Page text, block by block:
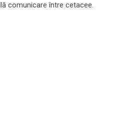
comunicare între cetacee.